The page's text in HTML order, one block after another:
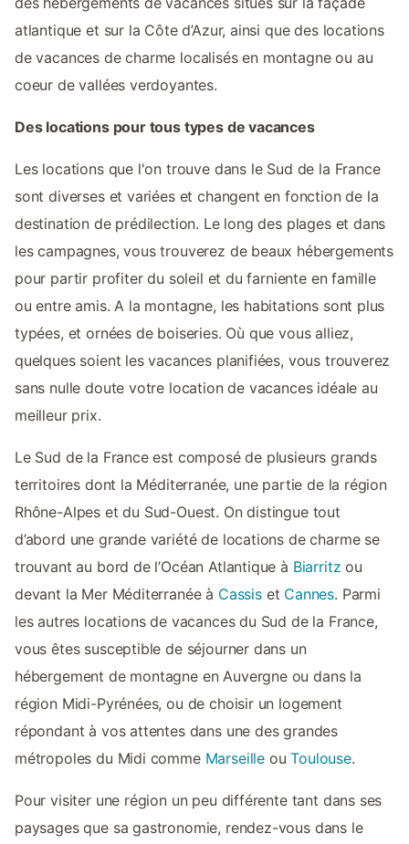
atlantique et sur la Côte d’Azur, ainsi que des locations
de vacances de charme localisés en montagne ou au
coeur de vallées verdoyantes.
Des locations pour tous types de vacances
Les locations que l'on trouve dans le Sud de la France
sont diverses et variées et changent en fonction de la
destination de prédilection. Le long des plages et dans
les campagnes, vous trouverez de beaux hébergements
pour partir profiter du soleil et du farniente en famille
ou entre amis. A la montagne, les habitations sont plus
typées, et ornées de boiseries. Où que vous alliez,
quelques soient les vacances planifiées, vous trouverez
sans nulle doute votre location de vacances idéale au
meilleur prix.
Le Sud de la France est composé de plusieurs grands
territoires dont la Méditerranée, une partie de la région
Rhône-Alpes et du Sud-Ouest. On distingue tout
d’abord une grande variété de locations de charme se
trouvant au bord de l’Océan Atlantique à Biarritz ou
devant la Mer Méditerranée à Cassiset Cannes. Parmi
les autres locations de vacances du Sud de la France,
vous êtes susceptible de séjourner dans un
hébergement de montagne en Auvergne ou dans la
région Midi-Pyrénées, ou de choisir un logement
répondant à vos attentes dans une des grandes
métropoles du Midi comme Marseille ouToulouse.
Pour visiter une région un peu différente tant dans ses
paysages que sa gastronomie, rendez-vous dans le